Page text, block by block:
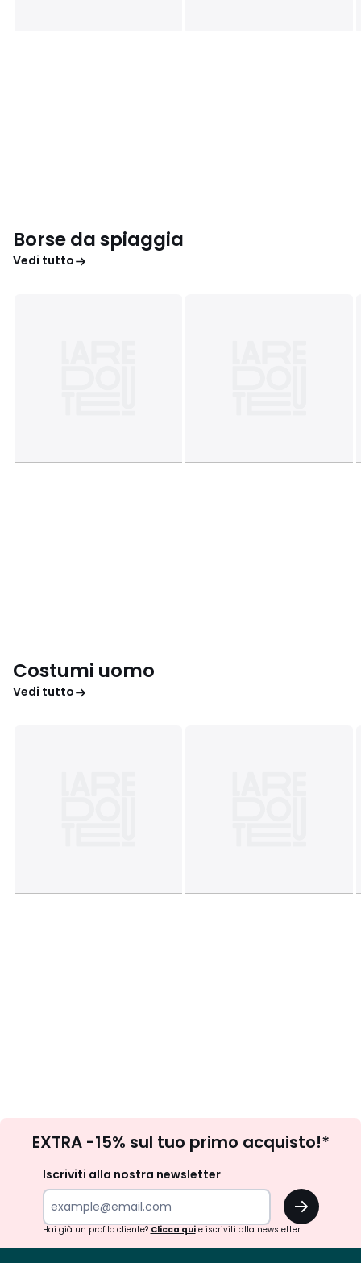
Borse da spiaggia
Vedi tutto
Costumi uomo
Vedi tutto
newsletter
EXTRA -15% sul tuo primo acquisto!*
Iscriviti alla nostra newsletter
OK
Hai già un profilo cliente? Clicca quie iscriviti alla newsletter.